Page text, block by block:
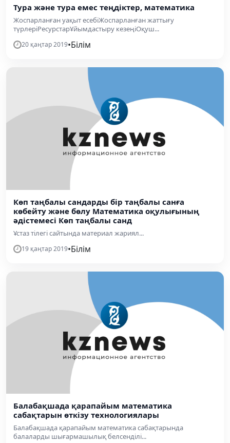
Тура және тура емес теңдіктер, математика
Жоспарланған уақыт есебіЖоспарланған жаттығу
түрлеріРесурстарҰйымдастыру кезеңіОқуш...
20 қаңтар 2019•Білім
Көп таңбалы сандарды бір таңбалы санға
көбейту және бөлу Математика оқулығының
әдістемесі Көп таңбалы санд
Ұстаз тілегі сайтында материал жариял...
19 қаңтар 2019•Білім
Балабақшада қарапайым математика
сабақтарын өткізу технологиялары
Балабақшада қарапайым математика сабақтарында
балаларды шығармашылық белсенділі...